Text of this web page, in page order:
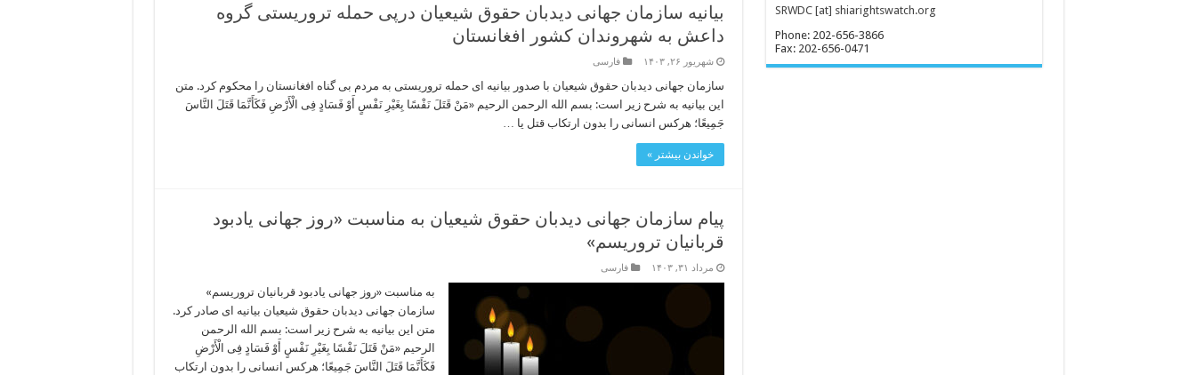
بیانیه سازمان جهانی دیدبان حقوق شیعیان درپی حمله تروریستی گروه
داعش به شهروندان کشور افغانستان
شهریور ۲۶, ۱۴۰۳ فارسی
سازمان جهانی دیدبان حقوق شیعیان با صدور بیانیه ای حمله تروریستی به مردم بی گناه افغانستان را محکوم کرد. متن
این بیانیه به شرح زیر است: بسم الله الرحمن الرحیم «مَنْ قَتَلَ نَفْسًا بِغَیْرِ نَفْسٍ أَوْ فَسَادٍ فِی الْأَرْضِ فَکَأَنَّمَا قَتَلَ النَّاسَ
جَمِیعًا؛ هرکس انسانی را بدون ارتکاب قتل یا …
خواندن بیشتر »
پیام سازمان جهانی دیدبان حقوق شیعیان به مناسبت «روز جهانی یادبود
قربانیان تروریسم»
مرداد ۳۱, ۱۴۰۳ فارسی
به مناسبت «روز جهانی یادبود قربانیان تروریسم»
سازمان جهانی دیدبان حقوق شیعیان بیانیه ای صادر کرد.
متن این بیانیه به شرح زیر است: بسم الله الرحمن
الرحیم «مَنْ قَتَلَ نَفْسًا بِغَیْرِ نَفْسٍ أَوْ فَسَادٍ فِی الْأَرْضِ
فَکَأَنَّمَا قَتَلَ النَّاسَ جَمِیعًا؛ هرکس انسانی را بدون ارتکاب
SRWDC [at] shiarightswatch.org
Phone: 202-656-3866
Fax: 202-656-0471